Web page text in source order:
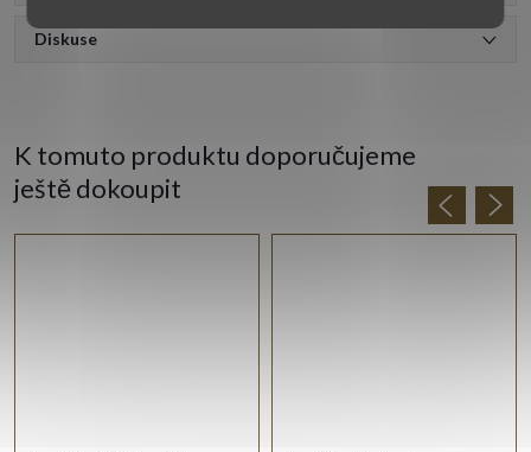
Diskuse
K tomuto produktu doporučujeme
ještě dokoupit